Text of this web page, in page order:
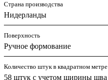
Страна производства
Нидерланды
Поверхность
Ручное формование
Количество штук в квадратном метре
58 штук с учетом ширины шва